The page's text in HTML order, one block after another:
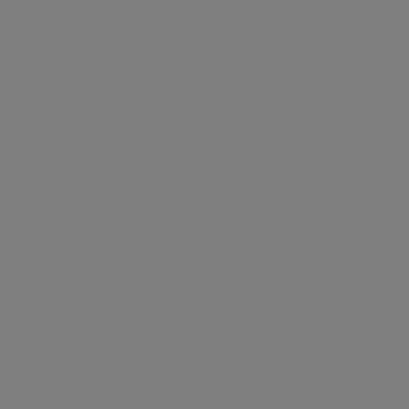
Erfahrung bieten zu können.